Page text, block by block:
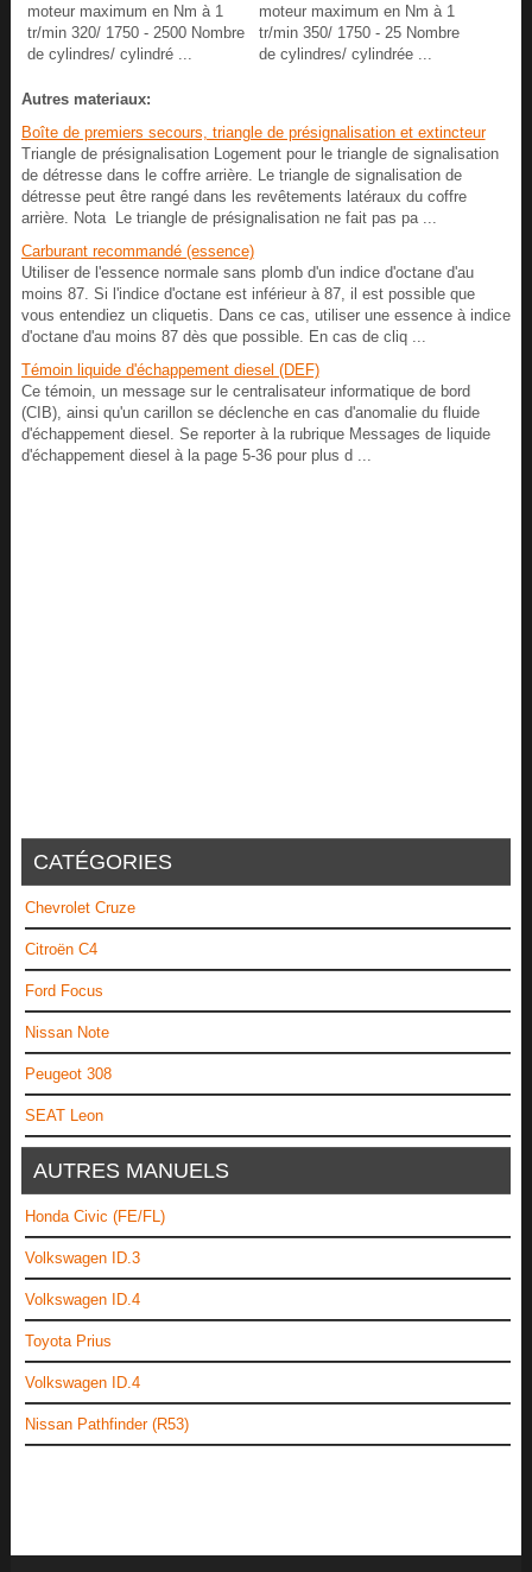
moteur maximum en Nm à 1
tr/min 320/ 1750 - 2500 Nombre
de cylindres/ cylindré ...
moteur maximum en Nm à 1
tr/min 350/ 1750 - 25 Nombre
de cylindres/ cylindrée ...
Autres materiaux:
Boîte de premiers secours, triangle de présignalisation et extincteur
Triangle de présignalisation Logement pour le triangle de signalisation
de détresse dans le coffre arrière. Le triangle de signalisation de
détresse peut être rangé dans les revêtements latéraux du coffre
arrière. Nota Le triangle de présignalisation ne fait pas pa ...
Carburant recommandé (essence)
Utiliser de l'essence normale sans plomb d'un indice d'octane d'au
moins 87. Si l'indice d'octane est inférieur à 87, il est possible que
vous entendiez un cliquetis. Dans ce cas, utiliser une essence à indice
d'octane d'au moins 87 dès que possible. En cas de cliq ...
Témoin liquide d'échappement diesel (DEF)
Ce témoin, un message sur le centralisateur informatique de bord
(CIB), ainsi qu'un carillon se déclenche en cas d'anomalie du fluide
d'échappement diesel. Se reporter à la rubrique Messages de liquide
d'échappement diesel à la page 5-36 pour plus d ...
CATÉGORIES
Chevrolet Cruze
Citroën C4
Ford Focus
Nissan Note
Peugeot 308
SEAT Leon
AUTRES MANUELS
Honda Civic (FE/FL)
Volkswagen ID.3
Volkswagen ID.4
Toyota Prius
Volkswagen ID.4
Nissan Pathfinder (R53)